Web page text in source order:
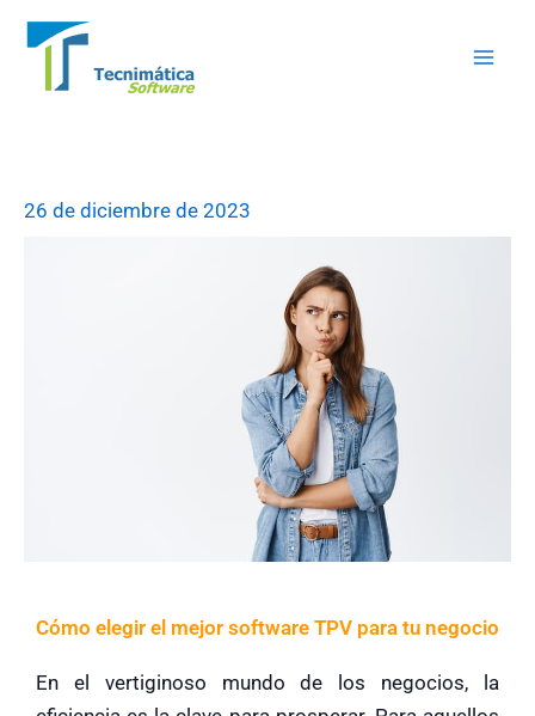
contenido
26 de diciembre de 2023
Cómo elegir el mejor software TPV para tu negocio
En el vertiginoso mundo de los negocios, la